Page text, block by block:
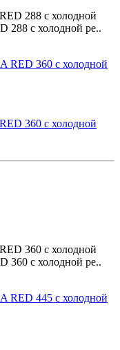
288 с холодной
288 с холодной ре..
360 с холодной
360 с холодной
360 с холодной ре..